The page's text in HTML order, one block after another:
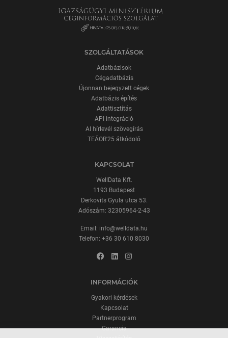
SZOLGÁLTATÁSOK
Adatbázisok
Cégadatbázis
Újonnan bejegyzett cégek
Adatbázis építés
Adattisztítás
API integráció
AI hírlevél szövegírás
TEÁOR'25 átkódoló
KAPCSOLAT
WellData Kft.
1193 Budapest
Derkovits Gyula utca 53.
Adószám: 32305964-2-43
Email: info@welldata.hu
Telefon: +36 30 610 8030
INFORMÁCIÓK
Gyakori kérdések
Kapcsolat
Partnerprogram
Garancia